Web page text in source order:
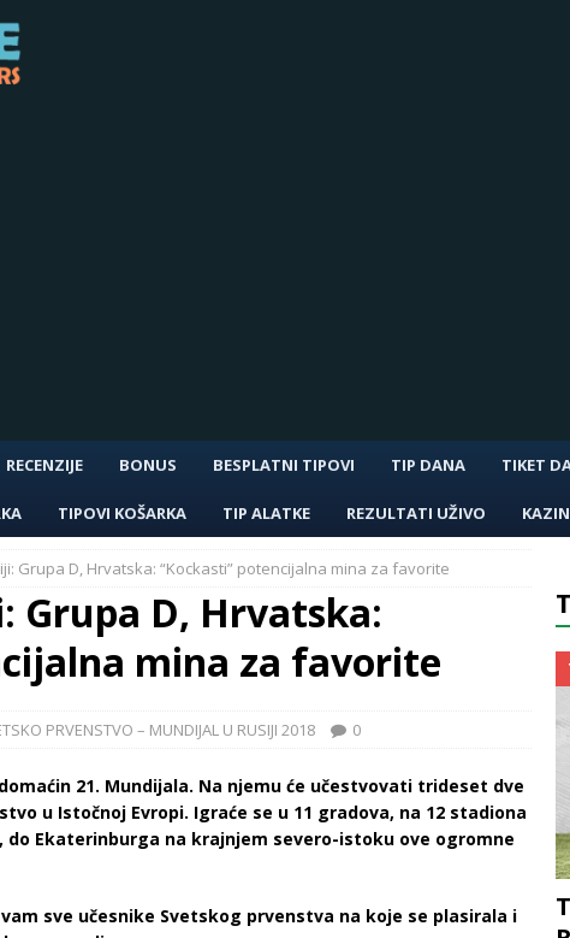
RECENZIJE BONUS BESPLATNI TIPOVI TIP DANA TIKET
TIPOVI KOŠARKA TIP ALATKE REZULTATI UŽIVO
Grupa D, Hrvatska: “Kockasti” potencijalna mina za favorite
Grupa D, Hrvatska:
mina za favorite
PRVENSTVO – MUNDIJAL U RUSIJI 2018 0
21. Mundijala. Na njemu će učestvovati trideset dve
u Istočnoj Evropi. Igraće se u 11 gradova, na 12 stadiona
do Ekaterinburga na krajnjem severo-istoku ove ogromne
sve učesnike Svetskog prvenstva na koje se plasirala i